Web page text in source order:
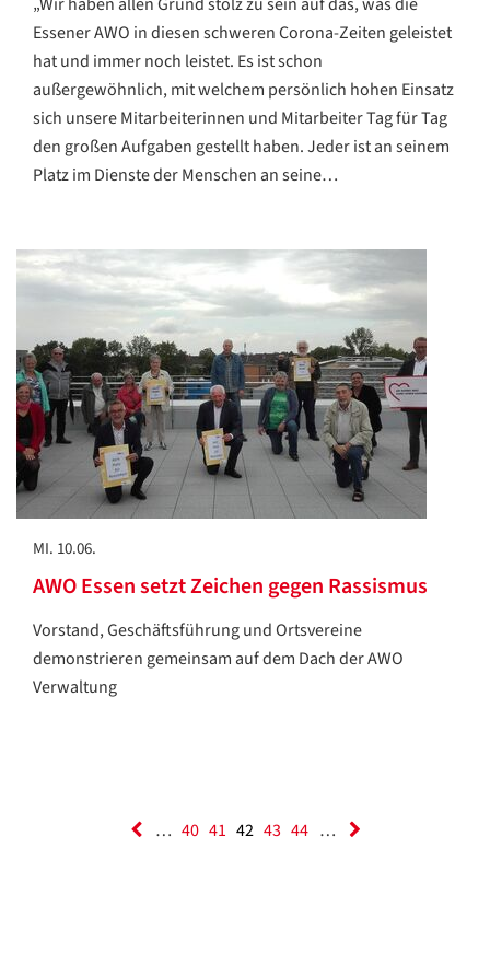
Essener AWO in diesen schweren Corona-Zeiten geleistet
hat und immer noch leistet. Es ist schon
außergewöhnlich, mit welchem persönlich hohen Einsatz
sich unsere Mitarbeiterinnen und Mitarbeiter Tag für Tag
den großen Aufgaben gestellt haben. Jeder ist an seinem
Platz im Dienste der Menschen an seine…
MI. 10.06.
AWO Essen setzt Zeichen gegen Rassismus
Vorstand, Geschäftsführung und Ortsvereine
demonstrieren gemeinsam auf dem Dach der AWO
Verwaltung
… 40 41 42 43 44 …